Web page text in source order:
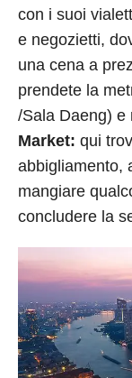
con i suoi
e negozietti,
una cena a
prendete la
/Sala Daeng) e
Market: qui
abbigliamento,
mangiare
concludere la